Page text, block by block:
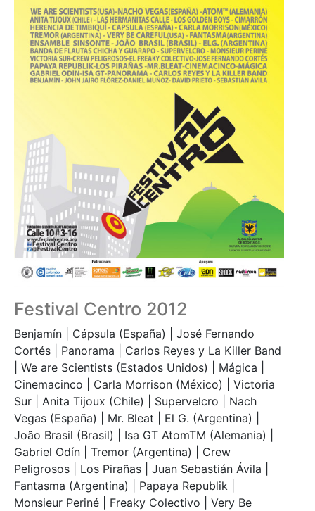
Festival Centro 2012
Benjamín | Cápsula (España) | José Fernando
Cortés | Panorama | Carlos Reyes y La Killer Band
| We are Scientists (Estados Unidos) | Mágica |
Cinemacinco | Carla Morrison (México) | Victoria
Sur | Anita Tijoux (Chile) | Supervelcro | Nach
Vegas (España) | Mr. Bleat | El G. (Argentina) |
João Brasil (Brasil) | Isa GT AtomTM (Alemania) |
Gabriel Odín | Tremor (Argentina) | Crew
Peligrosos | Los Pirañas | Juan Sebastián Ávila |
Fantasma (Argentina) | Papaya Republik |
Monsieur Periné | Freaky Colectivo | Very Be